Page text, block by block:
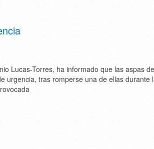
Lucas-Torres, ha informado que las aspas
urgencia, tras romperse una de ellas durante